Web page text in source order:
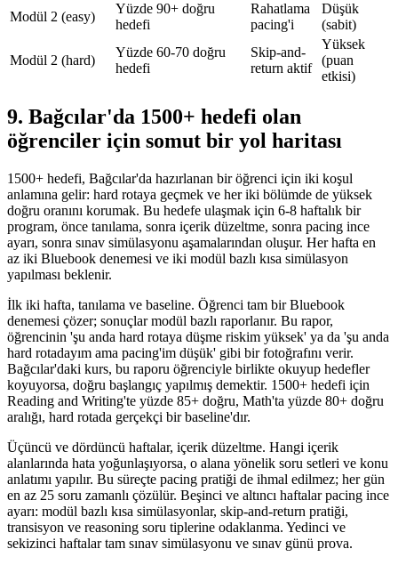
Modül 2 (easy)
Yüzde 90+ doğru
hedefi
Rahatlama
pacing'i
Düşük
(sabit)
Modül 2 (hard)
Yüzde 60-70 doğru
hedefi
Skip-and-
return aktif
Yüksek
(puan
etkisi)
9. Bağcılar'da 1500+ hedefi olan
öğrenciler için somut bir yol haritası
1500+ hedefi, Bağcılar'da hazırlanan bir öğrenci için iki koşul
anlamına gelir: hard rotaya geçmek ve her iki bölümde de yüksek
doğru oranını korumak. Bu hedefe ulaşmak için 6-8 haftalık bir
program, önce tanılama, sonra içerik düzeltme, sonra pacing ince
ayarı, sonra sınav simülasyonu aşamalarından oluşur. Her hafta en
az iki Bluebook denemesi ve iki modül bazlı kısa simülasyon
yapılması beklenir.
İlk iki hafta, tanılama ve baseline. Öğrenci tam bir Bluebook
denemesi çözer; sonuçlar modül bazlı raporlanır. Bu rapor,
öğrencinin 'şu anda hard rotaya düşme riskim yüksek' ya da 'şu anda
hard rotadayım ama pacing'im düşük' gibi bir fotoğrafını verir.
Bağcılar'daki kurs, bu raporu öğrenciyle birlikte okuyup hedefler
koyuyorsa, doğru başlangıç yapılmış demektir. 1500+ hedefi için
Reading and Writing'te yüzde 85+ doğru, Math'ta yüzde 80+ doğru
aralığı, hard rotada gerçekçi bir baseline'dır.
Üçüncü ve dördüncü haftalar, içerik düzeltme. Hangi içerik
alanlarında hata yoğunlaşıyorsa, o alana yönelik soru setleri ve konu
anlatımı yapılır. Bu süreçte pacing pratiği de ihmal edilmez; her gün
en az 25 soru zamanlı çözülür. Beşinci ve altıncı haftalar pacing ince
ayarı: modül bazlı kısa simülasyonlar, skip-and-return pratiği,
transisyon ve reasoning soru tiplerine odaklanma. Yedinci ve
sekizinci haftalar tam sınav simülasyonu ve sınav günü prova.